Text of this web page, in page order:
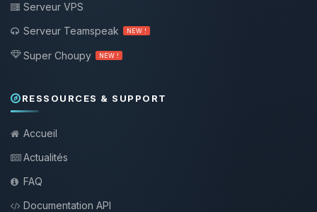
Serveur VPS
Serveur Teamspeak
NEW !
Super Choupy NEW !
RESSOURCES & SUPPORT
Accueil
Actualités
FAQ
Documentation API